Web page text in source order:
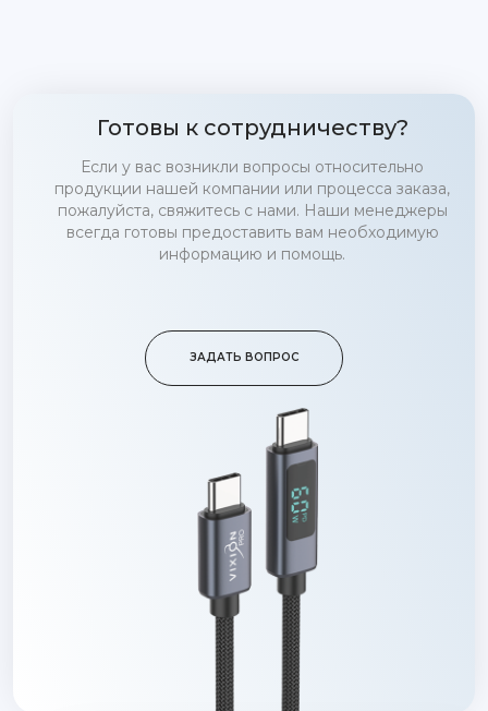
Готовы к сотрудничеству?
Если у вас возникли вопросы относительно
продукции нашей компании или процесса заказа,
пожалуйста, свяжитесь с нами. Наши менеджеры
всегда готовы предоставить вам необходимую
информацию и помощь.
ЗАДАТЬ ВОПРОС